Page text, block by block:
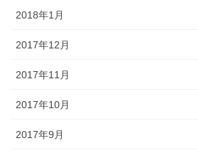
2018年1月
2017年12月
2017年11月
2017年10月
2017年9月